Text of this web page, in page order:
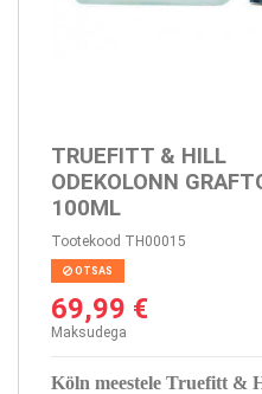
TRUEFITT & HILL
ODEKOLONN
100ML
Tootekood TH00015
OTSAS
69,99 €
Maksudega
Köln meestele Truefitt &